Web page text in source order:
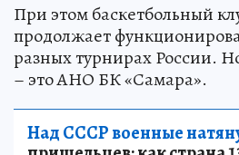
При этом баскетбольный
продолжает
разных турнирах России.
– это АНО БК «Самара».
Над СССР военные